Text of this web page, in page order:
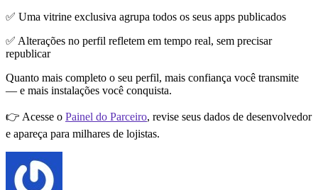
✅ Uma vitrine exclusiva agrupa todos os seus apps publicados
✅ Alterações no perfil refletem em tempo real, sem precisar
republicar
Quanto mais completo o seu perfil, mais confiança você transmite
— e mais instalações você conquista.
👉 Acesse o Painel do Parceiro, revise seus dados de desenvolvedor
e apareça para milhares de lojistas.